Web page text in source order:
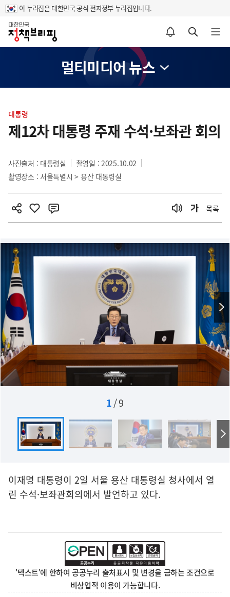
이 누리집은 대한민국 공식 전자정부 누리집입니다.
홈
알림설정 바로가기 검색 바로가기 메뉴 열기
멀티미디어 뉴스
텐
츠
영
역
대통령
제12차 대통령 주재 수석·보좌관 회의
사진출처 : 대통령실
촬영일 : 2025.10.02
촬영장소 : 서울특별시 > 용산 대통령실
목록
1/9
이재명 대통령이 2일 서울 용산 대통령실 청사에서 열
린 수석·보좌관회의에서 발언하고 있다.
'텍스트'에 한하여 공공누리 출처표시 및 변경을 금하는 조건으로
비상업적 이용이 가능합니다.